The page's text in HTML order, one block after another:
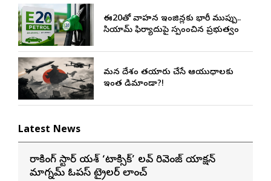
ఈ20తో వాహన ఇంజిన్లకు భారీ ముప్పు..
సియామ్ ఫిర్యాదుపై స్పందించిన ప్రభుత్వం
మన దేశం తయారు చేసే ఆయుధాలకు
ఇంత డిమాండా?!
Latest News
రాకింగ్ స్టార్ యశ్ ‘టాక్సిక్’ లవ్ రివెంజ్ యాక్షన్
మాగ్నమ్ ఓపస్‌ ట్రైలర్ లాంచ్